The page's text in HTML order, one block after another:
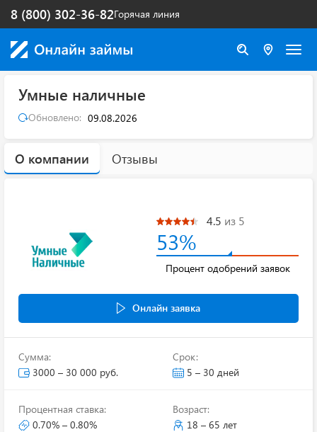
Горячая линия
8 (800) 302-36-82
Умные наличные
Обновлено: 09.08.2026
О компании Отзывы
4.5 из 5
53%
Процент одобрений заявок
Онлайн заявка
Сумма:
3000 – 30 000 руб.
Срок:
5 – 30 дней
Процентная ставка:
0.70% – 0.80%
Возраст:
18 – 65 лет